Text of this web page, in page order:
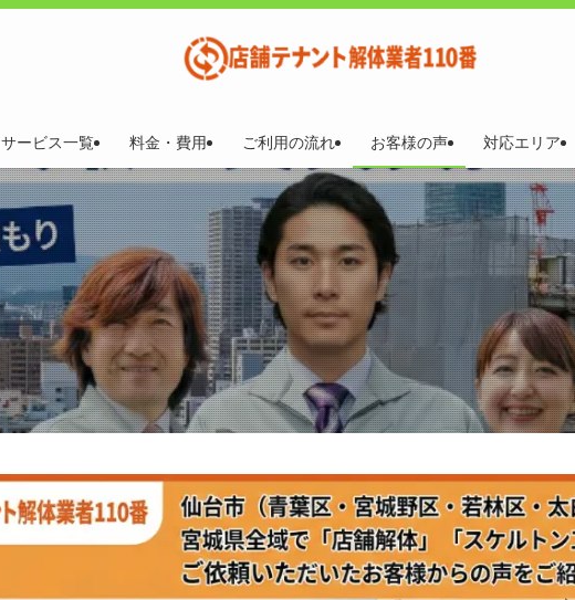
サービス一覧 料金・費用 ご利用の流れ お客様の声 対応エリア